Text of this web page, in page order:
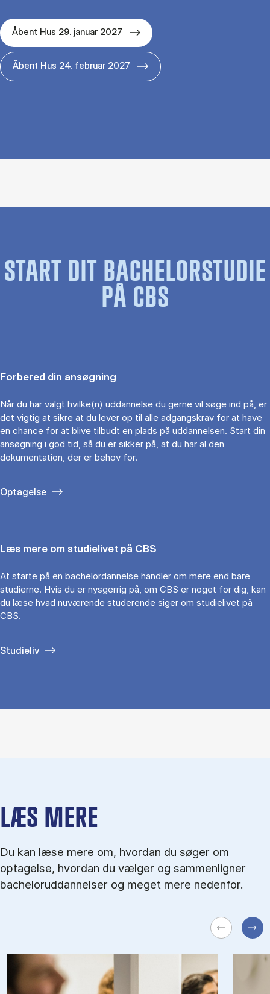
Åbent Hus 29. januar 2027
Åbent Hus 24. februar 2027
START DIT BACHELORSTUDIE
PÅ CBS
Forbered din ansøgning
Når du har valgt hvilke(n) uddannelse du gerne vil søge ind på, er
det vigtig at sikre at du lever op til alle adgangskrav for at have
en chance for at blive tilbudt en plads på uddannelsen. Start din
ansøgning i god tid, så du er sikker på, at du har al den
dokumentation, der er behov for.
Optagelse
Læs mere om studielivet på CBS
At starte på en bachelordannelse handler om mere end bare
studierne. Hvis du er nysgerrig på, om CBS er noget for dig, kan
du læse hvad nuværende studerende siger om studielivet på
CBS.
Studieliv
LÆS MERE
Du kan læse mere om, hvordan du søger om
optagelse, hvordan du vælger og sammenligner
bacheloruddannelser og meget mere nedenfor.